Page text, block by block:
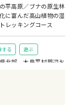
平高原／ブナの原生林
に富んだ高山植物の湿
レッキングコース
する 遊ぶ
北部 木島平村周辺お